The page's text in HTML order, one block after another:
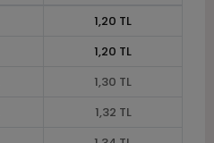
1,20 TL
1,20 TL
1,30 TL
1,32 TL